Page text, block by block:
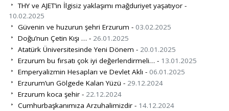
THY ve AJET’in İlgisiz yaklaşımı mağduriyet yaşatıyor -
10.02.2025
Güvenin ve huzurun şehri Erzurum - 03.02.2025
Doğu’nun Çetin Kışı … - 26.01.2025
Atatürk Üniversitesinde Yeni Dönem - 20.01.2025
Erzurum bu fırsatı çok iyi değerlendirmeli… - 13.01.2025
Emperyalizmin Hesapları ve Devlet Aklı - 06.01.2025
Erzurum’un Gölgede Kalan Yüzü - 29.12.2024
Erzurum koca şehir - 22.12.2024
Cumhurbaşkanımıza Arzuhalimizdir - 14.12.2024